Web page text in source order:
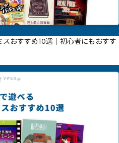
スおすすめ10選｜初心者にもおすす